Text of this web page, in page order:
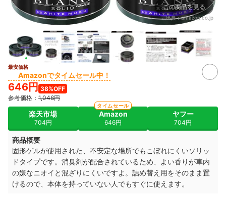
この商品を見る
出典：amazon.co.jp
最安価格
Amazonでタイムセール中！
646円 38%OFF
参考価格： 1,046円
楽天市場
704円
Amazon
646円
タイムセール
ヤフー
704円
商品概要
固形ゲルが使用された、不安定な場所でもこぼれにくいソリッ
ドタイプです。消臭剤が配合されているため、よい香りが車内
の嫌なニオイと混ざりにくいですよ。詰め替え用をそのまま置
けるので、本体を持っていない人でもすぐに使えます。